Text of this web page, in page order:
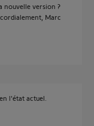
nouvelle version ?
Marc
l'état actuel.